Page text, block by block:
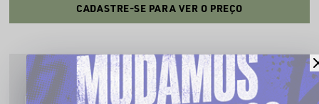
CADASTRE-SE PARA VER O PREÇO
PRODUTO INDISPONÍVEL
Cadastre seu email que te avisaremos quando estiver disponível: